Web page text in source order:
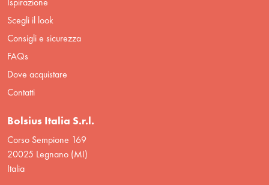
Scegli il look
Consigli e sicurezza
FAQs
Dove acquistare
Contatti
Bolsius Italia S.r.l.
Corso Sempione 169
20025 Legnano (MI)
Italia